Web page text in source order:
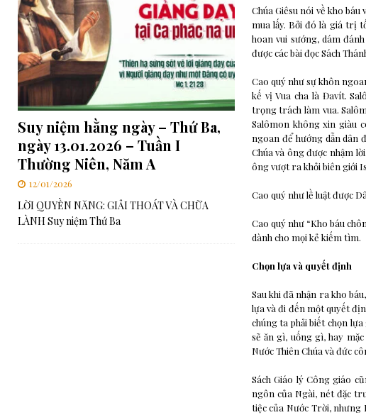
Chúa Giêsu nói về kho
mua lấy. Bởi đó là giá trị
hoan vui sướng, dám
được các bài đọc Sách
Cao quý như sự khôn
kế vị Vua cha là Đavít.
trọng trách làm vua.
Salômon không xin giàu
ngoan để hướng dẫn dân
Chúa và ông được nhậm
ông vượt ra khỏi biên giới
Cao quý như lề luật được
Cao quý như “Kho báu
dành cho mọi kẻ kiếm tìm.
Chọn lựa và quyết định
Sau khi đã nhận ra kho
lựa và đi đến một quyết
chúng ta phải biết chọn
sẽ ăn gì, uống gì, hay
Nước Thiên Chúa và đức
Sách Giáo lý Công giáo
ngôn của Ngài, nét đặc
tiệc của Nước Trời,
Suy niệm hằng ngày – Thứ Ba,
ngày 13.01.2026 – Tuần I
Thường Niên, Năm A
12/01/2026
LỜI QUYỀN NĂNG: GIẢI THOÁT VÀ CHỮA
LÀNH Suy niệm Thứ Ba